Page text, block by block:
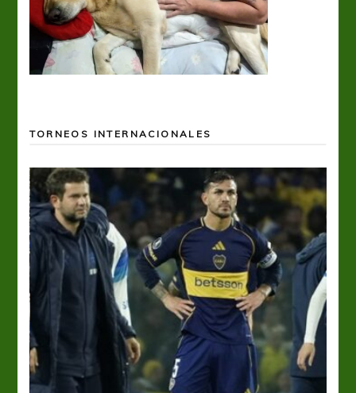
TORNEOS INTERNACIONALES